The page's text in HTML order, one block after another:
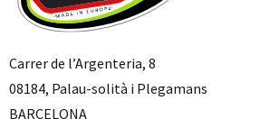
Carrer de l’Argenteria, 8
08184, Palau-solità i Plegamans
BARCELONA